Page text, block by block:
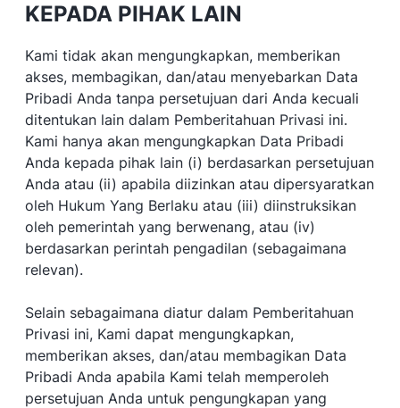
KEPADA PIHAK LAIN
Kami tidak akan mengungkapkan, memberikan
akses, membagikan, dan/atau menyebarkan Data
Pribadi Anda tanpa persetujuan dari Anda kecuali
ditentukan lain dalam Pemberitahuan Privasi ini.
Kami hanya akan mengungkapkan Data Pribadi
Anda kepada pihak lain (i) berdasarkan persetujuan
Anda atau (ii) apabila diizinkan atau dipersyaratkan
oleh Hukum Yang Berlaku atau (iii) diinstruksikan
oleh pemerintah yang berwenang, atau (iv)
berdasarkan perintah pengadilan (sebagaimana
relevan).
Selain sebagaimana diatur dalam Pemberitahuan
Privasi ini, Kami dapat mengungkapkan,
memberikan akses, dan/atau membagikan Data
Pribadi Anda apabila Kami telah memperoleh
persetujuan Anda untuk pengungkapan yang